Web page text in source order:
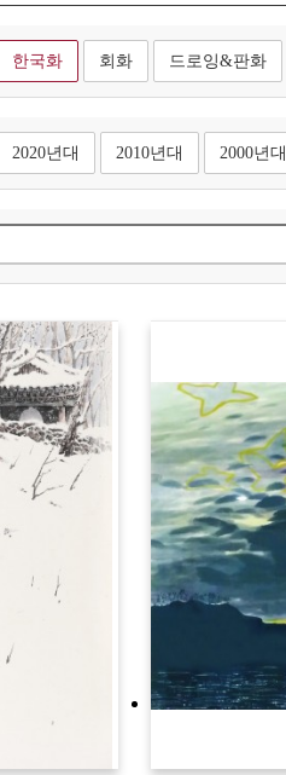
한국화 회화 드로잉&판화
2020년대 2010년대 2000년대